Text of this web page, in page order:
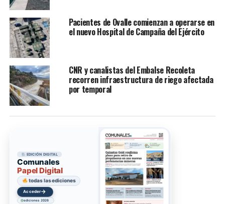
Pacientes de Ovalle comienzan a operarse en
el nuevo Hospital de Campaña del Ejército
CNR y canalistas del Embalse Recoleta
recorren infraestructura de riego afectada
por temporal
EDICIÓN DIGITAL
Comunales
Papel Digital
todas las ediciones
Acceder→
ediciones 2026